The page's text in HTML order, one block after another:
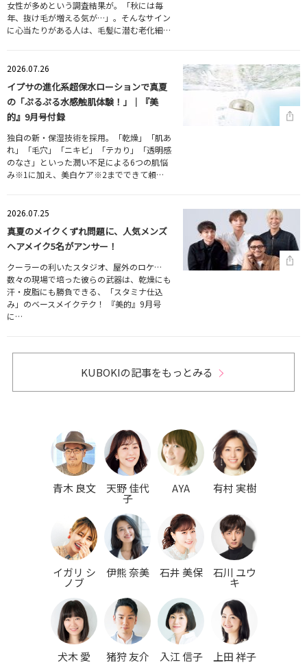
女性が多めという調査結果が。「秋には毎
年、抜け毛が増える気が…」。そんなサイン
に心当たりがある人は、毛髪に潜む老化細…
2026.07.26
イプサの進化系超保水ローションで真夏
の「ぷるぷる水感触肌体験！」｜『美
的』9月号付録
独自の新・保湿技術を採用。「乾燥」「肌あ
れ」「毛穴」「ニキビ」「テカり」「透明感
のなさ」といった潤い不足による6つの肌悩
み※1に加え、美白ケア※2までできて頼…
2026.07.25
真夏のメイクくずれ問題に、人気メンズ
ヘアメイク5名がアンサー！
クーラーの利いたスタジオ、屋外のロケ…
数々の現場で培った彼らの武器は、乾燥にも
汗・皮脂にも勝負できる、「スタミナ仕込
み」のベースメイクテク！ 『美的』9月号
に…
KUBOKIの記事をもっとみる
青木 良文 天野 佳代
子
AYA 有村 実樹
イガリ シ
ノブ
伊熊 奈美 石井 美保 石川 ユウ
キ
犬木 愛 猪狩 友介 入江 信子 上田 祥子